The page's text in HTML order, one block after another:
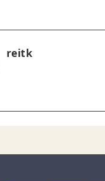
reitk